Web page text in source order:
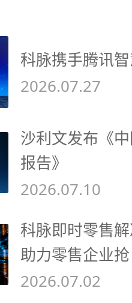
科脉携手腾讯
2026.07.27
沙利文发布《
报告》
2026.07.10
科脉即时零售
助力零售企业
2026.07.02